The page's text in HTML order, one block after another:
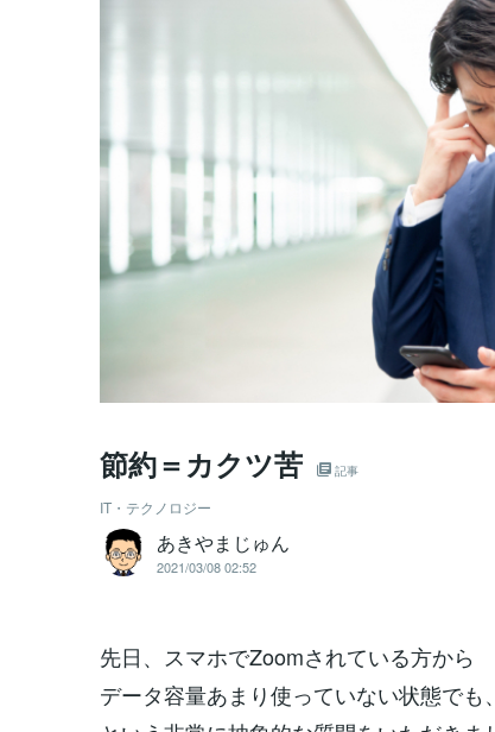
節約＝カクツ苦 記事
IT・テクノロジー
あきやまじゅん
2021/03/08 02:52
先日、スマホでZoomされている方から
データ容量あまり使っていない状態で